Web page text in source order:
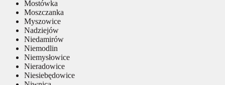
Mostówka
Moszczanka
Myszowice
Nadziejów
Niedamirów
Niemodlin
Niemysłowice
Nieradowice
Niesiebędowice